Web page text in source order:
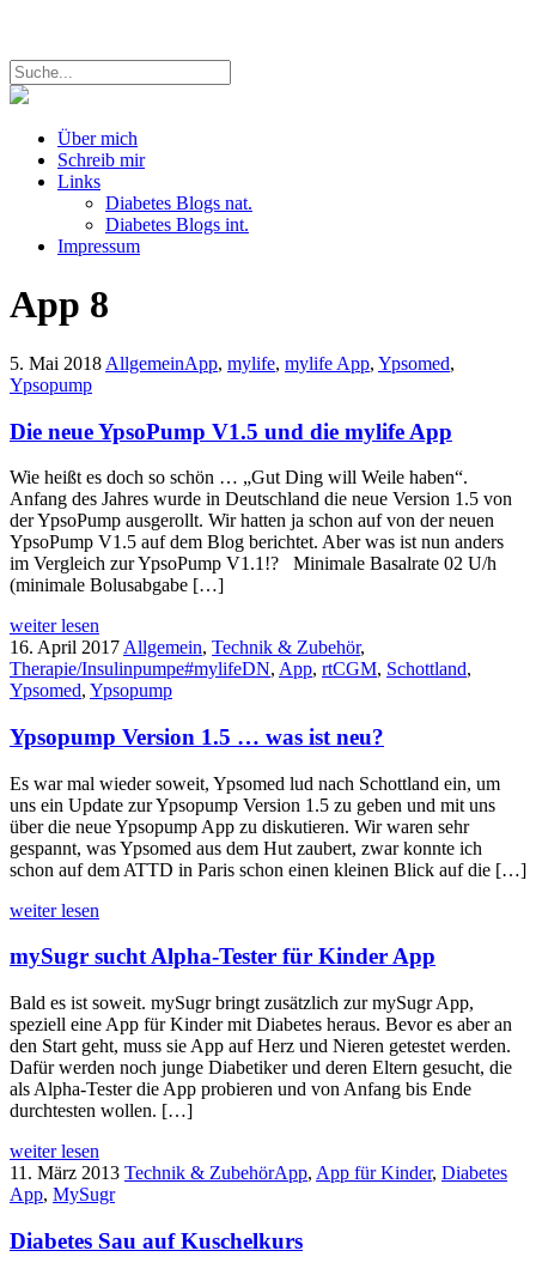
Über mich
Schreib mir
Links
Diabetes Blogs nat.
Diabetes Blogs int.
Impressum
App 8
5. Mai 2018 AllgemeinApp, mylife, mylife App, Ypsomed,
Ypsopump
Die neue YpsoPump V1.5 und die mylife App
Wie heißt es doch so schön … „Gut Ding will Weile haben“.
Anfang des Jahres wurde in Deutschland die neue Version 1.5 von
der YpsoPump ausgerollt. Wir hatten ja schon auf von der neuen
YpsoPump V1.5 auf dem Blog berichtet. Aber was ist nun anders
im Vergleich zur YpsoPump V1.1!? Minimale Basalrate 02 U/h
(minimale Bolusabgabe […]
weiter lesen
16. April 2017 Allgemein, Technik & Zubehör,
Therapie/Insulinpumpe#mylifeDN, App, rtCGM, Schottland,
Ypsomed, Ypsopump
Ypsopump Version 1.5 … was ist neu?
Es war mal wieder soweit, Ypsomed lud nach Schottland ein, um
uns ein Update zur Ypsopump Version 1.5 zu geben und mit uns
über die neue Ypsopump App zu diskutieren. Wir waren sehr
gespannt, was Ypsomed aus dem Hut zaubert, zwar konnte ich
schon auf dem ATTD in Paris schon einen kleinen Blick auf die […]
weiter lesen
mySugr sucht Alpha-Tester für Kinder App
Bald es ist soweit. mySugr bringt zusätzlich zur mySugr App,
speziell eine App für Kinder mit Diabetes heraus. Bevor es aber an
den Start geht, muss sie App auf Herz und Nieren getestet werden.
Dafür werden noch junge Diabetiker und deren Eltern gesucht, die
als Alpha-Tester die App probieren und von Anfang bis Ende
durchtesten wollen. […]
weiter lesen
11. März 2013 Technik & ZubehörApp, App für Kinder, Diabetes
App, MySugr
Diabetes Sau auf Kuschelkurs